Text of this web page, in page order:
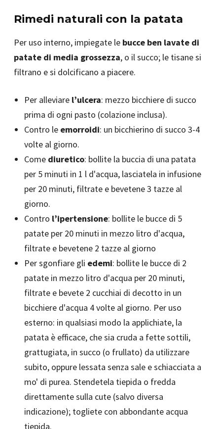
Rimedi naturali con la patata
Per uso interno, impiegate le bucce ben lavate di
patate di media grossezza, o il succo; le tisane si
filtrano e si dolcificano a piacere.
Per alleviare l’ulcera: mezzo bicchiere di succo
prima di ogni pasto (colazione inclusa).
Contro le emorroidi: un bicchierino di succo 3-4
volte al giorno.
Come diuretico: bollite la buccia di una patata
per 5 minuti in 1 l d'acqua, lasciatela in infusione
per 20 minuti, filtrate e bevetene 3 tazze al
giorno.
Contro l’ipertensione: bollite le bucce di 5
patate per 20 minuti in mezzo litro d'acqua,
filtrate e bevetene 2 tazze al giorno
Per sgonfiare gli edemi: bollite le bucce di 2
patate in mezzo litro d'acqua per 20 minuti,
filtrate e bevete 2 cucchiai di decotto in un
bicchiere d'acqua 4 volte al giorno. Per uso
esterno: in qualsiasi modo la applichiate, la
patata è efficace, che sia cruda a fette sottili,
grattugiata, in succo (o frullato) da utilizzare
subito, oppure lessata senza sale e schiacciata a
mo' di purea. Stendetela tiepida o fredda
direttamente sulla cute (salvo diversa
indicazione); togliete con abbondante acqua
tiepida.